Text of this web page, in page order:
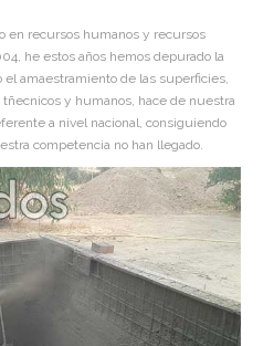
en recursos humanos y recursos
he estos años hemos depurado la
amaestramiento de las superficies,
y humanos, hace de nuestra
a nivel nacional, consiguiendo
competencia no han llegado.